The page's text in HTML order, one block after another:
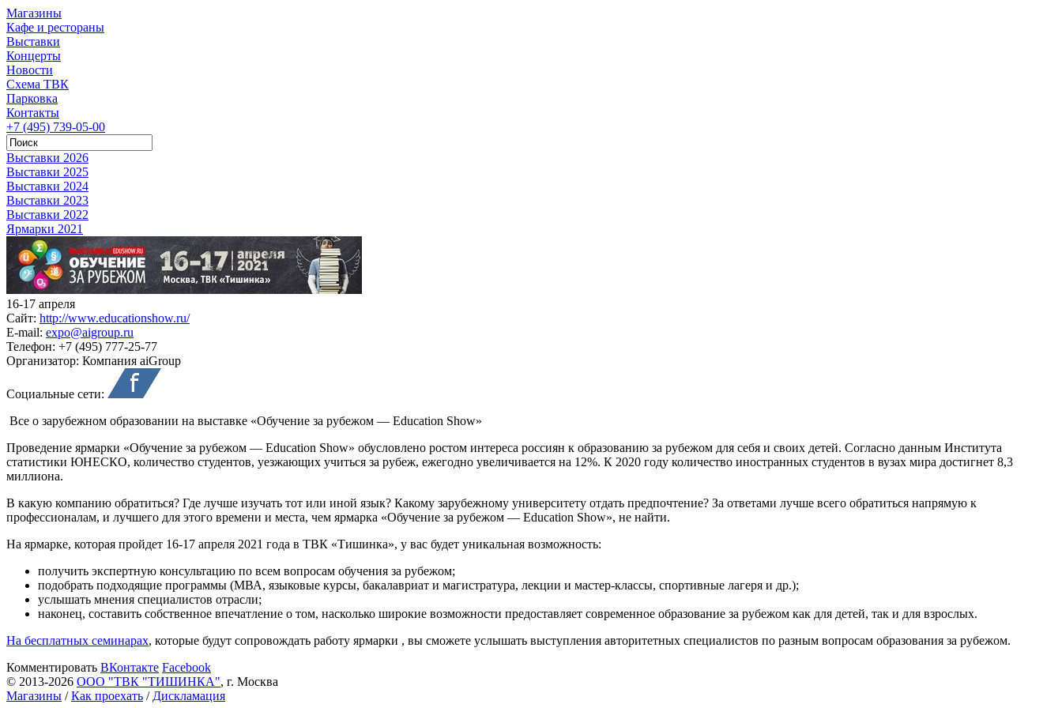
Магазины
Кафе и рестораны
Выставки
Концерты
Новости
Схема ТВК
Парковка
Контакты
+7 (495) 739-05-00
Выставки 2026
Выставки 2025
Выставки 2024
Выставки 2023
Выставки 2022
Ярмарки 2021
16-17 апреля
Сайт: http://www.educationshow.ru/
E-mail: expo@aigroup.ru
Телефон: +7 (495) 777-25-77
Организатор: Компания aiGroup
Социальные сети:
Все о зарубежном образовании на выставке «Обучение за рубежом — Education Show»
Проведение ярмарки «Обучение за рубежом — Education Show» обусловлено ростом интереса россиян к образованию за рубежом для себя и своих детей. Согласно данным Института
статистики ЮНЕСКО, количество студентов, уезжающих учиться за рубеж, ежегодно увеличивается на 12%. К 2020 году количество иностранных студентов в вузах мира достигнет 8,3
миллиона.
В какую компанию обратиться? Где лучше изучать тот или иной язык? Какому зарубежному университету отдать предпочтение? За ответами лучше всего обратиться напрямую к
профессионалам, и лучшего для этого времени и места, чем ярмарка «Обучение за рубежом — Education Show», не найти.
На ярмарке, которая пройдет 16-17 апреля 2021 года в ТВК «Тишинка», у вас будет уникальная возможность:
получить экспертную консультацию по всем вопросам обучения за рубежом;
подобрать подходящие программы (МВА, языковые курсы, бакалавриат и магистратура, лекции и мастер-классы, спортивные лагеря и др.);
услышать мнения специалистов отрасли;
наконец, составить собственное впечатление о том, насколько широкие возможности предоставляет современное образование за рубежом как для детей, так и для взрослых.
На бесплатных семинарах, которые будут сопровождать работу ярмарки , вы сможете услышать выступления авторитетных специалистов по разным вопросам образования за рубежом.
Комментировать ВКонтакте Facebook
© 2013-2026 ООО "ТВК "ТИШИНКА", г. Москва
Магазины /Как проехать / Дискламация